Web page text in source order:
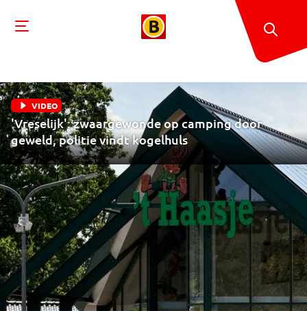
VIDEO
'Vreselijk': zwaargewonde op camping door
geweld, politie vindt kogelhuls